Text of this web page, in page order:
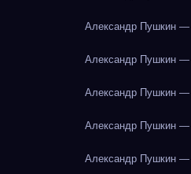
Александр Пушкин —
Александр Пушкин —
Александр Пушкин —
Александр Пушкин —
Александр Пушкин —